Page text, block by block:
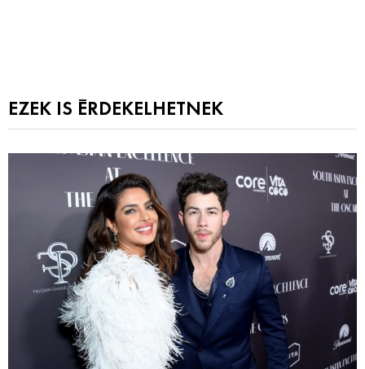
EZEK IS ÉRDEKELHETNEK